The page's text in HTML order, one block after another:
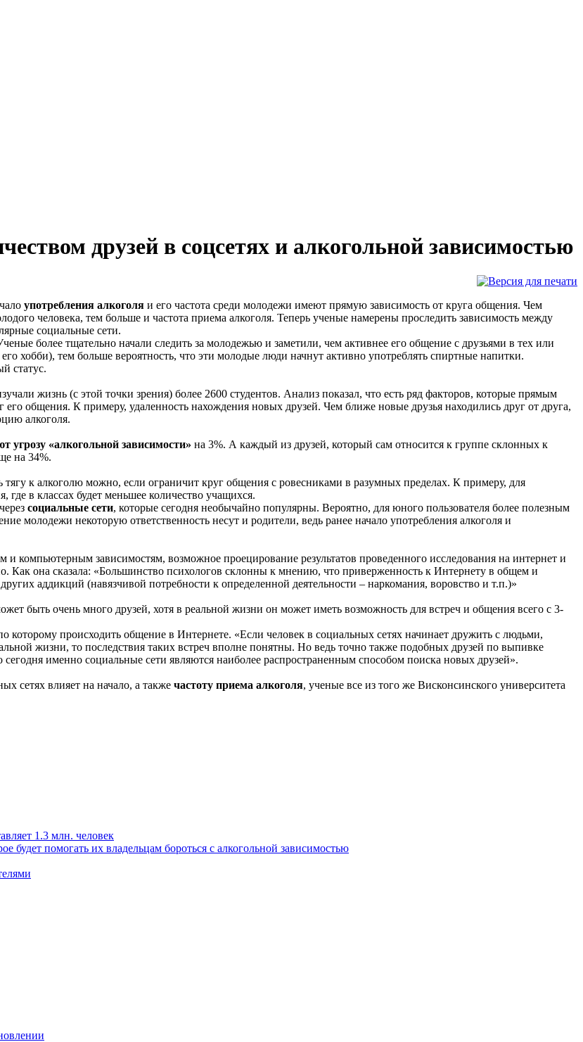
друзей в соцсетях и алкогольной зависимостью
употребления алкоголя и его частота среди молодежи имеют прямую зависимость от круга общения. Чем
человека, тем больше и частота приема алкоголя. Теперь ученые намерены проследить зависимость между
социальные сети.
более тщательно начали следить за молодежью и заметили, чем активнее его общение с друзьями в тех или
хобби), тем больше вероятность, что эти молодые люди начнут активно употреблять спиртные напитки.
статус.
жизнь (с этой точки зрения) более 2600 студентов. Анализ показал, что есть ряд факторов, которые прямым
общения. К примеру, удаленность нахождения новых друзей. Чем ближе новые друзья находились друг от друга,
алкоголя.
угрозу «алкогольной зависимости» на 3%. А каждый из друзей, который сам относится к группе склонных к
на 34%.
к алкоголю можно, если ограничит круг общения с ровесниками в разумных пределах. К примеру, для
в классах будет меньшее количество учащихся.
социальные сети, которые сегодня необычайно популярны. Вероятно, для юного пользователя более полезным
молодежи некоторую ответственность несут и родители, ведь ранее начало употребления алкоголя и
зависимостям, возможное проецирование результатов проведенного исследования на интернет и
Как она сказала: «Большинство психологов склонны к мнению, что приверженность к Интернету в общем и
аддикций (навязчивой потребности к определенной деятельности – наркомания, воровство и т.п.)»
быть очень много друзей, хотя в реальной жизни он может иметь возможность для встреч и общения всего с 3-
которому происходить общение в Интернете. «Если человек в социальных сетях начинает дружить с людьми,
жизни, то последствия таких встреч вполне понятны. Но ведь точно также подобных друзей по выпивке
именно социальные сети являются наиболее распространенным способом поиска новых друзей».
сетях влияет на начало, а также частоту приема алкоголя, ученые все из того же Висконсинского университета
1.3 млн. человек
помогать их владельцам бороться с алкогольной зависимостью